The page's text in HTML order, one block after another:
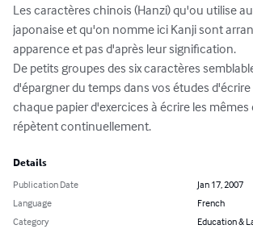
Les caractères chinois (Hanzi) qu'ou utilise
japonaise et qu'on nomme ici Kanji sont
apparence et pas d'après leur signification.
De petits groupes des six caractères
d'épargner du temps dans vos études
chaque papier d'exercices à écrire les
répètent continuellement.
Details
Publication Date
Jan 17, 2007
Language
French
Category
Education &